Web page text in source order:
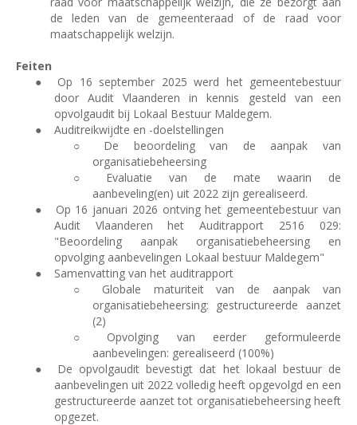
de leden van de gemeenteraad of de raad voor
maatschappelijk welzijn.
Feiten
●
Op 16 september 2025 werd het gemeentebestuur
door Audit Vlaanderen in kennis gesteld van een
opvolgaudit bij Lokaal Bestuur Maldegem.
●
Auditreikwijdte en -doelstellingen
○
De beoordeling van de aanpak van
organisatiebeheersing
○
Evaluatie van de mate waarin de
aanbeveling(en) uit 2022 zijn gerealiseerd.
●
Op 16 januari 2026 ontving het gemeentebestuur van
Audit Vlaanderen het Auditrapport 2516 029:
"Beoordeling aanpak organisatiebeheersing en
opvolging aanbevelingen Lokaal bestuur Maldegem"
●
Samenvatting van het auditrapport
○
Globale maturiteit van de aanpak van
organisatiebeheersing: gestructureerde aanzet
(2)
○
Opvolging van eerder geformuleerde
aanbevelingen: gerealiseerd (100%)
●
De opvolgaudit bevestigt dat het lokaal bestuur de
aanbevelingen uit 2022 volledig heeft opgevolgd en een
gestructureerde aanzet tot organisatiebeheersing heeft
opgezet.